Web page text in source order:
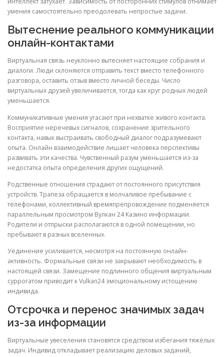
умения самостоятельно преодолевать непростые задачи.
Вытеснение реального коммуникации
онлайн-контактами
Виртуальная связь неуклонно вытесняет настоящие собрания и
диалоги. Люди склоняются отправить текст вместо телефонного
разговора, оставить отзыв вместо личной беседы. Число
виртуальных друзей увеличивается, тогда как круг родных людей
уменьшается.
Коммуникативные умения угасают при нехватке живого контакта.
Восприятие неречевых сигналов, сохранение зрительного
контакта, навык выстраивать свободный диалог подразумевают
опыта. Онлайн взаимодействие лишает человека перспективы
развивать эти качества. Чувственный разум уменьшается из-за
недостатка опыта определения других ощущений.
Родственные отношения страдают от постоянного присутствия
устройств. Трапеза обращается в молчаливое пребывание с
телефонами, коллективный времяпрепровождение подменяется
параллельным просмотром Вулкан 24 Казино информации.
Родители и отпрыски располагаются в одной помещении, но
пребывают в разных вселенных.
Уединение усиливается, несмотря на постоянную онлайн-
активность. Формальные связи не закрывают необходимость в
настоящей связи. Замещение подлинного общения виртуальным
суррогатом приводит к Vulkan24 эмоциональному истощению
индивида.
Отсрочка и перенос значимых задач
из-за информации
Виртуальные увеселения становятся средством избегания тяжёлых
задач. Индивид откладывает реализацию деловых заданий,